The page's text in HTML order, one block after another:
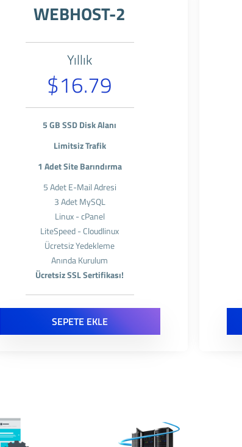
WEBHOST-2
Yıllık
$16.79
5 GB SSD Disk Alanı
Limitsiz Trafik
1 Adet Site Barındırma
5 Adet E-Mail Adresi
3 Adet MySQL
Linux - cPanel
LiteSpeed - Cloudlinux
Ücretsiz Yedekleme
Anında Kurulum
Ücretsiz SSL Sertifikası!
SEPETE EKLE